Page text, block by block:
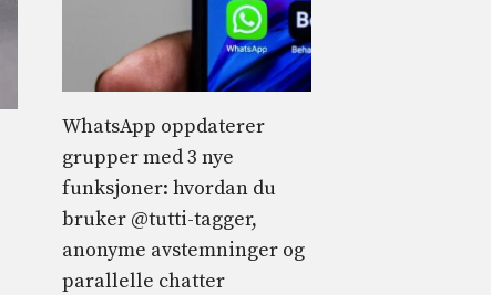
WhatsApp oppdaterer
grupper med 3 nye
funksjoner: hvordan du
bruker @tutti-tagger,
anonyme avstemninger og
parallelle chatter